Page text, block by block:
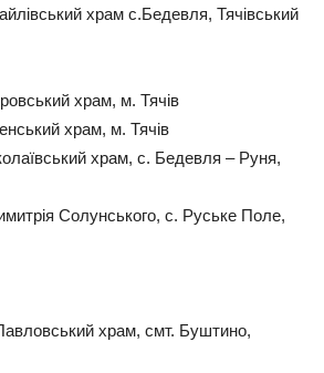
храм с.Бедевля, Тячівський
храм, м. Тячів
храм, м. Тячів
храм, с. Бедевля – Руня,
Солунського, с. Руське Поле,
храм, смт. Буштино,